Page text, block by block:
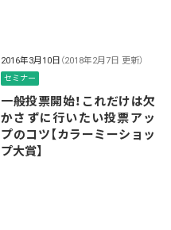
2016年3月10日 （2018年2月7日 更新）
セミナー
一般投票開始！これだけは欠
かさずに行いたい投票アッ
プのコツ【カラーミーショッ
プ大賞】